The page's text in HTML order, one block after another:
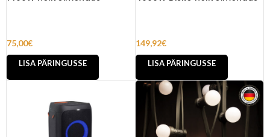
75,00€
LISA PÄRINGUSSE
149,92€
LISA PÄRINGUSSE